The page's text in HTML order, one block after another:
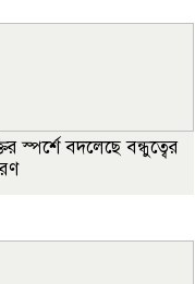
স্পর্শে বদলেছে বন্ধুত্বের